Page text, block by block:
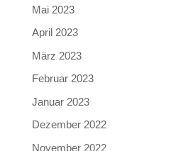
Mai 2023
April 2023
März 2023
Februar 2023
Januar 2023
Dezember 2022
November 2022